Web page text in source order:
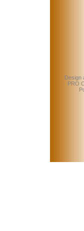
Design
PRO